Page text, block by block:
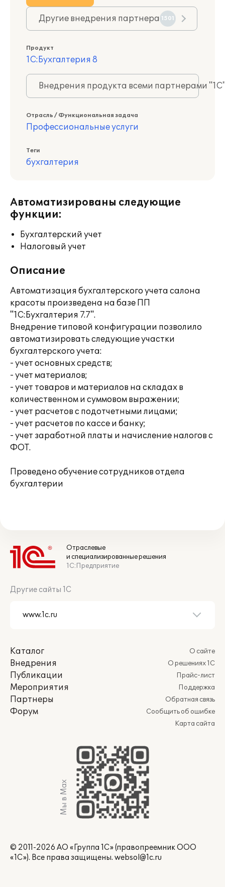
Другие внедрения партнера 1501
Продукт
1С:Бухгалтерия 8
Внедрения продукта всеми партнерами
Отрасль / Функциональная задача
Профессиональные услуги
Теги
бухгалтерия
Автоматизированы следующие
функции:
Бухгалтерский учет
Налоговый учет
Описание
Автоматизация бухгалтерского учета салона
красоты произведена на базе ПП
"1С:Бухгалтерия 7.7".
Внедрение типовой конфигурации позволило
автоматизировать следующие участки
бухгалтерского учета:
- учет основных средств;
- учет материалов;
- учет товаров и материалов на складах в
количественном и суммовом выражении;
- учет расчетов с подотчетными лицами;
- учет расчетов по кассе и банку;
- учет заработной платы и начисление налогов с
ФОТ.
Проведено обучение сотрудников отдела
бухгалтерии
Отраслевые
и специализированные решения
1С:Предприятие
Другие сайты 1С
Каталог
Внедрения
Публикации
Мероприятия
Партнеры
Форум
О сайте
О решениях 1С
Прайс-лист
Поддержка
Обратная связь
Сообщить об ошибке
Карта сайта
Мы в Max
© 2011-2026 АО «Группа 1С» (правопреемник ООО
«1С»). Все права защищены. websol@1c.ru